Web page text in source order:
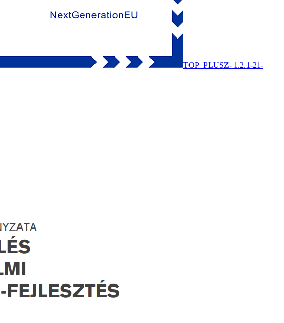
TOP_PLUSZ- 1.2.1-21-